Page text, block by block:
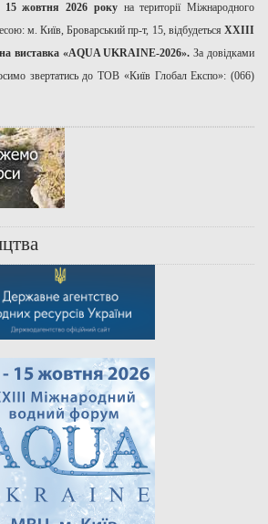
15 жовтня 2026 рокуна території Міжнародного
м. Київ, Броварський пр-т, 15, відбудеться ХХІІІ
виставка «AQUA UKRAINE-2026».За довідками
звертатись до ТОВ «Київ Глобал Експо»: (066)